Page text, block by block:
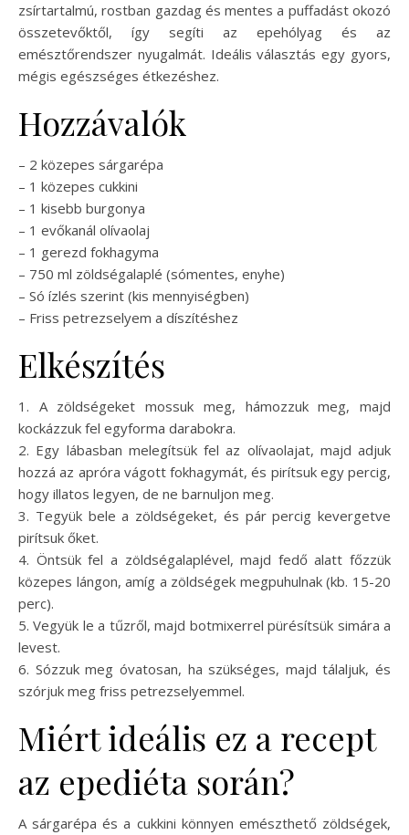
zsírtartalmú, rostban gazdag és mentes a puffadást okozó
összetevőktől, így segíti az epehólyag és az
emésztőrendszer nyugalmát. Ideális választás egy gyors,
mégis egészséges étkezéshez.
Hozzávalók
– 2 közepes sárgarépa
– 1 közepes cukkini
– 1 kisebb burgonya
– 1 evőkanál olívaolaj
– 1 gerezd fokhagyma
– 750 ml zöldségalaplé (sómentes, enyhe)
– Só ízlés szerint (kis mennyiségben)
– Friss petrezselyem a díszítéshez
Elkészítés
1. A zöldségeket mossuk meg, hámozzuk meg, majd
kockázzuk fel egyforma darabokra.
2. Egy lábasban melegítsük fel az olívaolajat, majd adjuk
hozzá az apróra vágott fokhagymát, és pirítsuk egy percig,
hogy illatos legyen, de ne barnuljon meg.
3. Tegyük bele a zöldségeket, és pár percig kevergetve
pirítsuk őket.
4. Öntsük fel a zöldségalaplével, majd fedő alatt főzzük
közepes lángon, amíg a zöldségek megpuhulnak (kb. 15-20
perc).
5. Vegyük le a tűzről, majd botmixerrel pürésítsük simára a
levest.
6. Sózzuk meg óvatosan, ha szükséges, majd tálaljuk, és
szórjuk meg friss petrezselyemmel.
Miért ideális ez a recept
az epediéta során?
A sárgarépa és a cukkini könnyen emészthető zöldségek,